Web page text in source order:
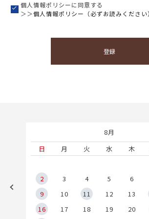
個人情報ポリシーに同意する
＞＞個人情報ポリシー（必ずお読みください
登録
8月
日
月 火 水 木
2
3 4 5 6
9
10 11 12 13
16
17 18 19 20